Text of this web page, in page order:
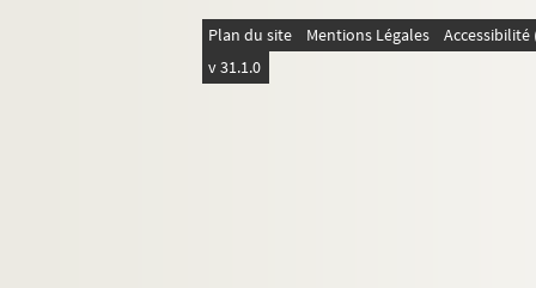
Plan du site Mentions Légales
v 31.1.0